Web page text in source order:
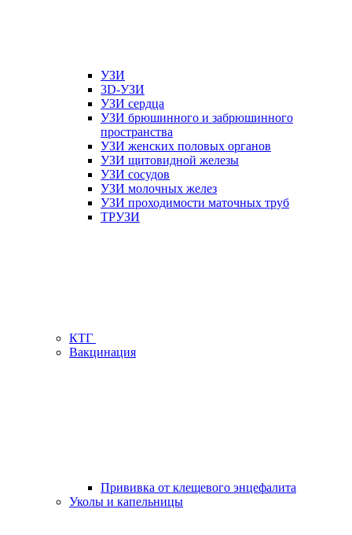
УЗИ
3D-УЗИ
УЗИ сердца
УЗИ брюшинного и забрюшинного
пространства
УЗИ женских половых органов
УЗИ щитовидной железы
УЗИ сосудов
УЗИ молочных желез
УЗИ проходимости маточных труб
ТРУЗИ
КТГ
Вакцинация
Прививка от клещевого энцефалита
Уколы и капельницы